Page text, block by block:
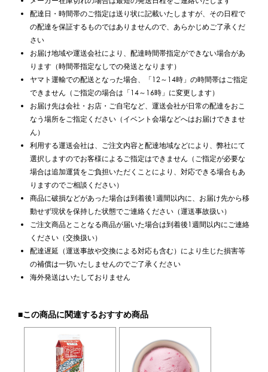
配達日・時間帯のご指定は送り状に記載いたしますが、その日程で
の配達を保証するものではありませんので、あらかじめご了承くだ
さい
お届け地域や運送会社により、配達時間帯指定ができない場合があ
ります（時間帯指定なしでの発送となります）
ヤマト運輸での配送となった場合、「12～14時」の時間帯はご指定
できません（ご指定の場合は「14～16時」に変更します）
お届け先は会社・お店・ご自宅など、運送会社が日常の配達をおこ
なう場所をご指定ください（イベント会場などへはお届けできませ
ん）
利用する運送会社は、ご注文内容と配達地域などにより、弊社にて
選択しますのでお客様によるご指定はできません（ご指定が必要な
場合は追加運賃をご負担いただくことにより、対応できる場合もあ
りますのでご相談ください）
商品に破損などがあった場合は到着後1週間以内に、お届け先から移
動せず現状を保持した状態でご連絡ください（運送事故扱い）
ご注文商品とことなる商品が届いた場合は到着後1週間以内にご連絡
ください（交換扱い）
配達遅延（運送事故や交換による対応も含む）により生じた損害等
の補償は一切いたしませんのでご了承ください
海外発送はいたしておりません
■この商品に関連するおすすめ商品